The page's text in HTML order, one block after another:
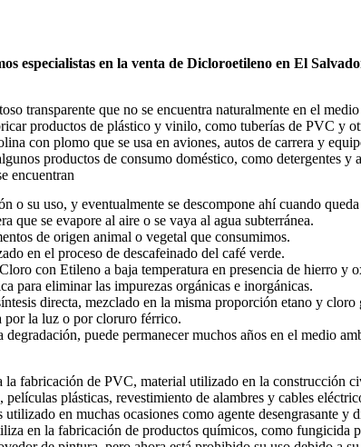
especialistas en la venta de Dicloroetileno en El
transparente que no se encuentra naturalmente en el
productos de plástico y vinilo, como tuberías de PVC y
con plomo que se usa en aviones, autos de carrera y
productos de consumo doméstico, como detergentes y
encuentran
o su uso, y eventualmente se descompone ahí cuando
que se evapore al aire o se vaya al agua subterránea.
de origen animal o vegetal que consumimos.
en el proceso de descafeinado del café verde.
con Etileno a baja temperatura en presencia de hierro y
para eliminar las impurezas orgánicas e inorgánicas.
directa, mezclado en la misma proporción etano y cloro
por la luz o por cloruro férrico.
puede permanecer muchos años en el medio
la fabricación de PVC, material utilizado en la construcción
plásticas, revestimiento de alambres y cables
en muchas ocasiones como agente desengrasante y
en la fabricación de productos químicos, como